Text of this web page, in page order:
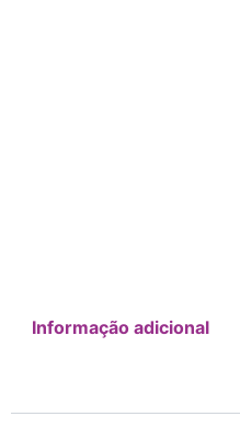
Informação adicional